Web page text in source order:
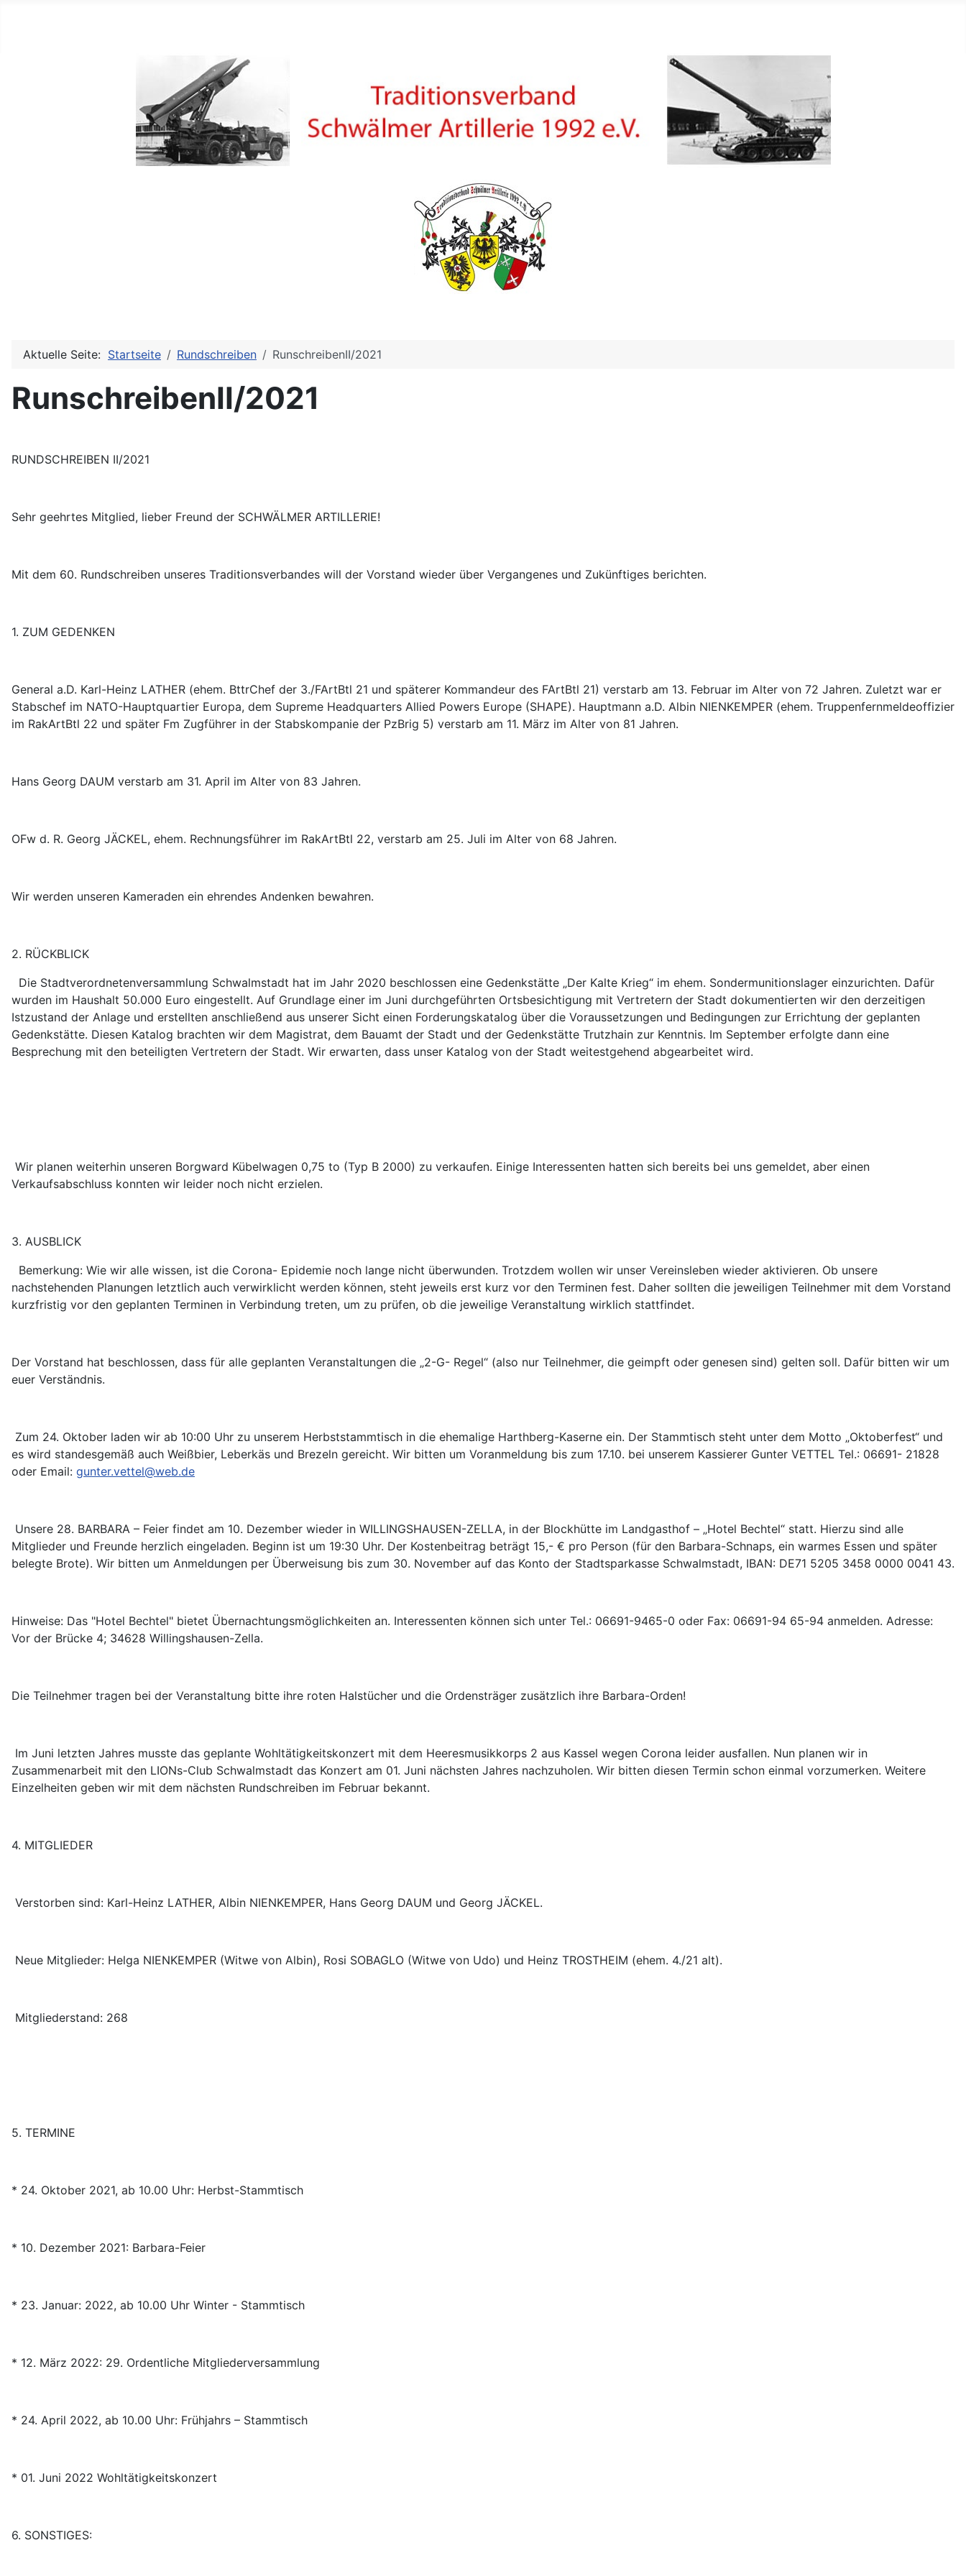
Aktuelle Seite: Startseite Rundschreiben RunschreibenII/2021
RunschreibenII/2021
RUNDSCHREIBEN II/2021
Sehr geehrtes Mitglied, lieber Freund der SCHWÄLMER ARTILLERIE!
Mit dem 60. Rundschreiben unseres Traditionsverbandes will der Vorstand wieder über Vergangenes und Zukünftiges berichten.
1. ZUM GEDENKEN
General a.D. Karl-Heinz LATHER (ehem. BttrChef der 3./FArtBtl 21 und späterer Kommandeur des FArtBtl 21) verstarb am 13. Februar im Alter von 72 Jahren. Zuletzt war er
Stabschef im NATO-Hauptquartier Europa, dem Supreme Headquarters Allied Powers Europe (SHAPE). Hauptmann a.D. Albin NIENKEMPER (ehem. Truppenfernmeldeoffizier
im RakArtBtl 22 und später Fm Zugführer in der Stabskompanie der PzBrig 5) verstarb am 11. März im Alter von 81 Jahren.
Hans Georg DAUM verstarb am 31. April im Alter von 83 Jahren.
OFw d. R. Georg JÄCKEL, ehem. Rechnungsführer im RakArtBtl 22, verstarb am 25. Juli im Alter von 68 Jahren.
Wir werden unseren Kameraden ein ehrendes Andenken bewahren.
2. RÜCKBLICK
Die Stadtverordnetenversammlung Schwalmstadt hat im Jahr 2020 beschlossen eine Gedenkstätte „Der Kalte Krieg“ im ehem. Sondermunitionslager einzurichten. Dafür
wurden im Haushalt 50.000 Euro eingestellt. Auf Grundlage einer im Juni durchgeführten Ortsbesichtigung mit Vertretern der Stadt dokumentierten wir den derzeitigen
Istzustand der Anlage und erstellten anschließend aus unserer Sicht einen Forderungskatalog über die Voraussetzungen und Bedingungen zur Errichtung der geplanten
Gedenkstätte. Diesen Katalog brachten wir dem Magistrat, dem Bauamt der Stadt und der Gedenkstätte Trutzhain zur Kenntnis. Im September erfolgte dann eine
Besprechung mit den beteiligten Vertretern der Stadt. Wir erwarten, dass unser Katalog von der Stadt weitestgehend abgearbeitet wird.
Wir planen weiterhin unseren Borgward Kübelwagen 0,75 to (Typ B 2000) zu verkaufen. Einige Interessenten hatten sich bereits bei uns gemeldet, aber einen
Verkaufsabschluss konnten wir leider noch nicht erzielen.
3. AUSBLICK
Bemerkung: Wie wir alle wissen, ist die Corona- Epidemie noch lange nicht überwunden. Trotzdem wollen wir unser Vereinsleben wieder aktivieren. Ob unsere
nachstehenden Planungen letztlich auch verwirklicht werden können, steht jeweils erst kurz vor den Terminen fest. Daher sollten die jeweiligen Teilnehmer mit dem Vorstand
kurzfristig vor den geplanten Terminen in Verbindung treten, um zu prüfen, ob die jeweilige Veranstaltung wirklich stattfindet.
Der Vorstand hat beschlossen, dass für alle geplanten Veranstaltungen die „2-G- Regel“ (also nur Teilnehmer, die geimpft oder genesen sind) gelten soll. Dafür bitten wir um
euer Verständnis.
Zum 24. Oktober laden wir ab 10:00 Uhr zu unserem Herbststammtisch in die ehemalige Harthberg-Kaserne ein. Der Stammtisch steht unter dem Motto „Oktoberfest“ und
es wird standesgemäß auch Weißbier, Leberkäs und Brezeln gereicht. Wir bitten um Voranmeldung bis zum 17.10. bei unserem Kassierer Gunter VETTEL Tel.: 06691- 21828
oder Email: gunter.vettel@web.de
Unsere 28. BARBARA – Feier findet am 10. Dezember wieder in WILLINGSHAUSEN-ZELLA, in der Blockhütte im Landgasthof – „Hotel Bechtel“ statt. Hierzu sind alle
Mitglieder und Freunde herzlich eingeladen. Beginn ist um 19:30 Uhr. Der Kostenbeitrag beträgt 15,- € pro Person (für den Barbara-Schnaps, ein warmes Essen und später
belegte Brote). Wir bitten um Anmeldungen per Überweisung bis zum 30. November auf das Konto der Stadtsparkasse Schwalmstadt, IBAN: DE71 5205 3458 0000 0041 43.
Hinweise: Das "Hotel Bechtel" bietet Übernachtungsmöglichkeiten an. Interessenten können sich unter Tel.: 06691-9465-0 oder Fax: 06691-94 65-94 anmelden. Adresse:
Vor der Brücke 4; 34628 Willingshausen-Zella.
Die Teilnehmer tragen bei der Veranstaltung bitte ihre roten Halstücher und die Ordensträger zusätzlich ihre Barbara-Orden!
Im Juni letzten Jahres musste das geplante Wohltätigkeitskonzert mit dem Heeresmusikkorps 2 aus Kassel wegen Corona leider ausfallen. Nun planen wir in
Zusammenarbeit mit den LIONs-Club Schwalmstadt das Konzert am 01. Juni nächsten Jahres nachzuholen. Wir bitten diesen Termin schon einmal vorzumerken. Weitere
Einzelheiten geben wir mit dem nächsten Rundschreiben im Februar bekannt.
4. MITGLIEDER
Verstorben sind: Karl-Heinz LATHER, Albin NIENKEMPER, Hans Georg DAUM und Georg JÄCKEL.
Neue Mitglieder: Helga NIENKEMPER (Witwe von Albin), Rosi SOBAGLO (Witwe von Udo) und Heinz TROSTHEIM (ehem. 4./21 alt).
Mitgliederstand: 268
5. TERMINE
* 24. Oktober 2021, ab 10.00 Uhr: Herbst-Stammtisch
* 10. Dezember 2021: Barbara-Feier
* 23. Januar: 2022, ab 10.00 Uhr Winter - Stammtisch
* 12. März 2022: 29. Ordentliche Mitgliederversammlung
* 24. April 2022, ab 10.00 Uhr: Frühjahrs – Stammtisch
* 01. Juni 2022 Wohltätigkeitskonzert
6. SONSTIGES: